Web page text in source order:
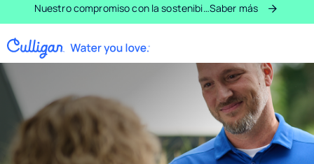
Pasar al contenido principal Nuestro compromiso con la sostenibilidad en el mundo.Saber más